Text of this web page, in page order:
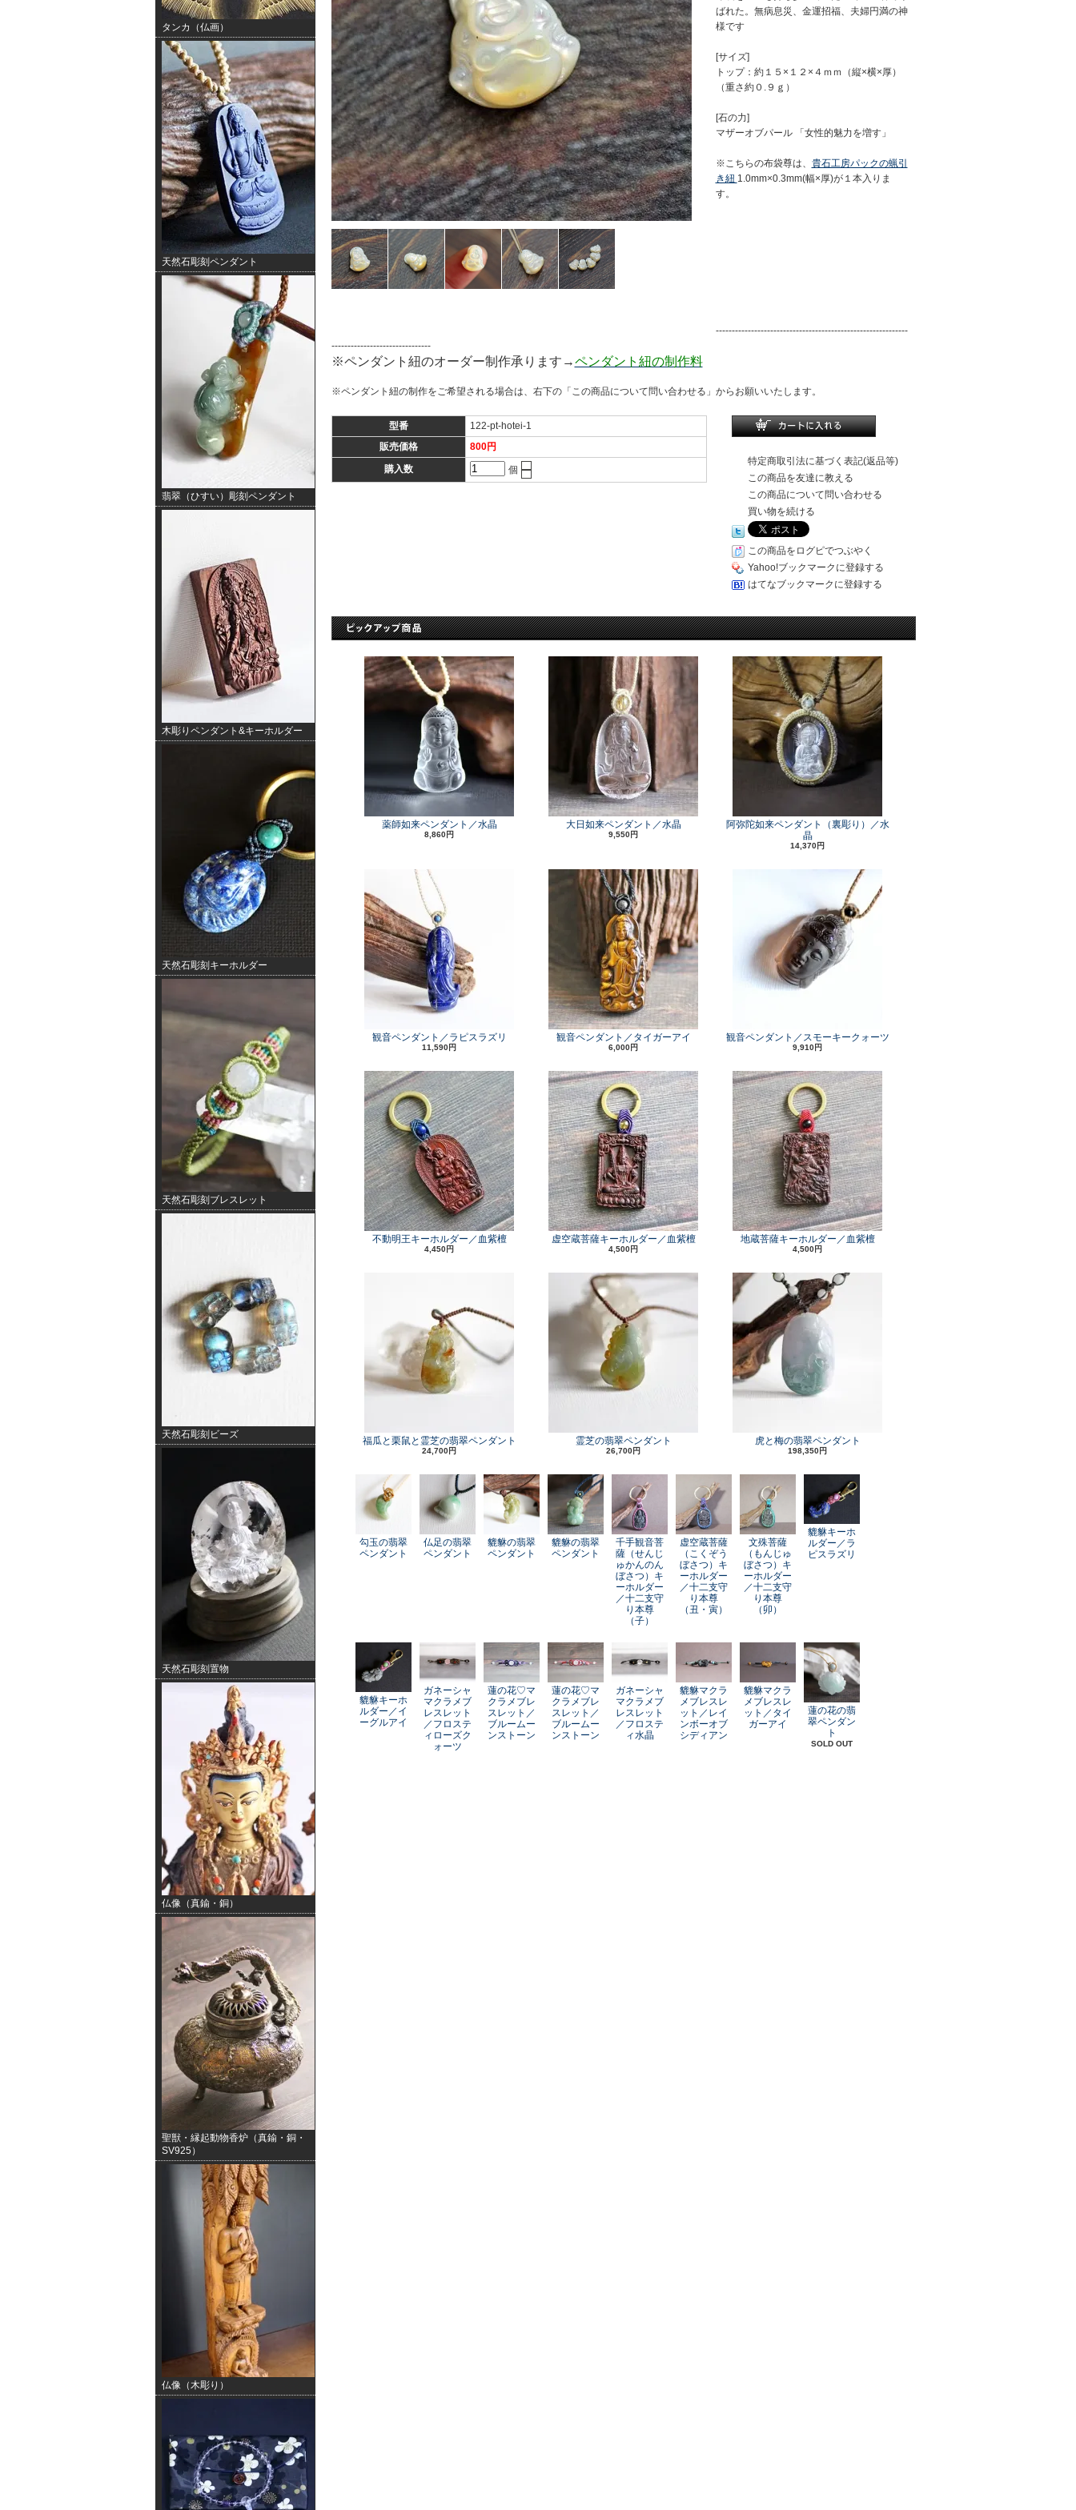
タンカ（仏画）
天然石彫刻ペンダント
翡翠（ひすい）彫刻ペンダント
木彫りペンダント&キーホルダー
天然石彫刻キーホルダー
天然石彫刻ブレスレット
天然石彫刻ビーズ
天然石彫刻置物
仏像（真鍮・銅）
聖獣・縁起動物香炉（真鍮・銅・
SV925）
仏像（木彫り）
ばれた。無病息災、金運招福、夫婦円満の神
様です
[サイズ]
トップ：約１５×１２×４ｍｍ（縦×横×厚）
（重さ約０.９ｇ）
[石の力]
マザーオブパール 「女性的魅力を増す」
※こちらの布袋尊は、 貴石工房パックの蝋引
き紐 1.0mm×0.3mm(幅×厚)が１本入りま
す。
------------------------------------------------------------
-------------------------------
※ペンダント紐のオーダー制作承ります→ペンダント紐の制作料
※ペンダント紐の制作をご希望される場合は、右下の「この商品について問い合わせる」からお願いいたします。
型番
122-pt-hotei-1
販売価格
800円
購入数
個
特定商取引法に基づく表記(返品等)
この商品を友達に教える
この商品について問い合わせる
買い物を続ける
この商品をログピでつぶやく
Yahoo!ブックマークに登録する
はてなブックマークに登録する
薬師如来ペンダント／水晶
8,860円
大日如来ペンダント／水晶
9,550円
阿弥陀如来ペンダント（裏彫り）／水
晶
14,370円
観音ペンダント／ラピスラズリ
11,590円
観音ペンダント／タイガーアイ
6,000円
観音ペンダント／スモーキークォーツ
9,910円
不動明王キーホルダー／血紫檀
4,450円
虚空蔵菩薩キーホルダー／血紫檀
4,500円
地蔵菩薩キーホルダー／血紫檀
4,500円
福瓜と栗鼠と霊芝の翡翠ペンダント
24,700円
霊芝の翡翠ペンダント
26,700円
虎と梅の翡翠ペンダント
198,350円
勾玉の翡翠
ペンダント
仏足の翡翠
ペンダント
貔貅の翡翠
ペンダント
貔貅の翡翠
ペンダント
千手観音菩
薩（せんじ
ゅかんのん
ぼさつ）キ
ーホルダー
／十二支守
り本尊
（子）
虚空蔵菩薩
（こくぞう
ぼさつ）キ
ーホルダー
／十二支守
り本尊
（丑・寅）
文殊菩薩
（もんじゅ
ぼさつ）キ
ーホルダー
／十二支守
り本尊
（卯）
貔貅キーホ
ルダー／ラ
ピスラズリ
貔貅キーホ
ルダー／イ
ーグルアイ
ガネーシャ
マクラメブ
レスレット
／フロステ
ィローズク
ォーツ
蓮の花♡マ
クラメブレ
スレット／
ブルームー
ンストーン
蓮の花♡マ
クラメブレ
スレット／
ブルームー
ンストーン
ガネーシャ
マクラメブ
レスレット
／フロステ
ィ水晶
貔貅マクラ
メブレスレ
ット／レイ
ンボーオブ
シディアン
貔貅マクラ
メブレスレ
ット／タイ
ガーアイ
蓮の花の翡
翠ペンダン
ト
SOLD OUT